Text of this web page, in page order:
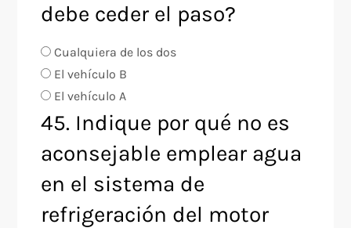
debe ceder el paso?
Cualquiera de los dos
El vehículo B
El vehículo A
45. Indique por qué no es
aconsejable emplear agua
en el sistema de
refrigeración del motor